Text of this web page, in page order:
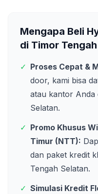
Mengapa Beli
di Timor
✓ Proses Cepat &
door, kami bisa
atau kantor Anda
Selatan.
✓ Promo Khusus
Timur (NTT):
dan paket kredit
Tengah Selatan.
✓ Simulasi Kredit